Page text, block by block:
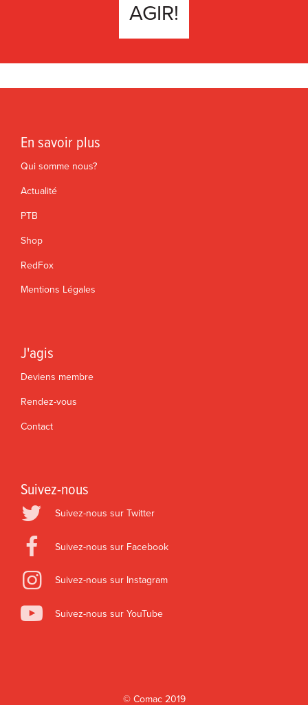
AGIR!
En savoir plus
Qui somme nous?
Actualité
PTB
Shop
RedFox
Mentions Légales
J'agis
Deviens membre
Rendez-vous
Contact
Suivez-nous
Suivez-nous sur Twitter
Suivez-nous sur Facebook
Suivez-nous sur Instagram
Suivez-nous sur YouTube
© Comac2019